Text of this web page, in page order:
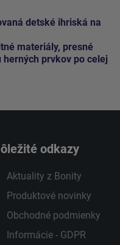
detské ihriská na
materiály, presné
prvkov po celej
odkazy
Aktuality z Bonity
Produktové novinky
Obchodné podmienky
Informácie - GDPR